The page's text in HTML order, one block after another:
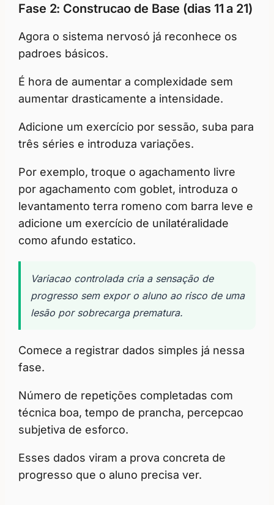
Fase 2: Construcao de Base (dias 11 a 21)
Agora o sistema nervosó já reconhece os
padroes básicos.
É hora de aumentar a complexidade sem
aumentar drasticamente a intensidade.
Adicione um exercício por sessão, suba para
três séries e introduza variações.
Por exemplo, troque o agachamento livre
por agachamento com goblet, introduza o
levantamento terra romeno com barra leve e
adicione um exercício de unilatéralidade
como afundo estatico.
Variacao controlada cria a sensação de
progresso sem expor o aluno ao risco de uma
lesão por sobrecarga prematura.
Comece a registrar dados simples já nessa
fase.
Número de repetições completadas com
técnica boa, tempo de prancha, percepcao
subjetiva de esforco.
Esses dados viram a prova concreta de
progresso que o aluno precisa ver.